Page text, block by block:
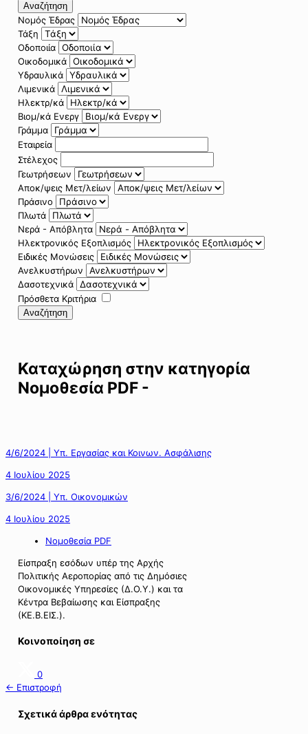
Αναζήτηση
Νομός Έδρας
Τάξη
Οδοποιία
Οικοδομικά
Υδραυλικά
Λιμενικά
Ηλεκτρ/κά
Βιομ/κά Ενεργ
Γράμμα
Εταιρεία
Στέλεχος
Γεωτρήσεων
Αποκ/ψεις Μετ/λείων
Πράσινο
Πλωτά
Νερά - Απόβλητα
Ηλεκτρονικός Εξοπλισμός
Ειδικές Μονώσεις
Ανελκυστήρων
Δασοτεχνικά
Πρόσθετα Κριτήρια
Αναζήτηση
Καταχώρηση στην κατηγορία
Νομοθεσία PDF -
4/6/2024 | Υπ. Εργασίας και Κοινων. Ασφάλισης
4 Ιουλίου 2025
3/6/2024 | Υπ. Οικονομικών
4 Ιουλίου 2025
Νομοθεσία PDF
Είσπραξη εσόδων υπέρ της Αρχής
Πολιτικής Αεροπορίας από τις Δημόσιες
Οικονομικές Υπηρεσίες (Δ.Ο.Υ.) και τα
Κέντρα Βεβαίωσης και Είσπραξης
(ΚΕ.Β.ΕΙΣ.).
Κοινοποίηση σε
0
← Επιστροφή
Σχετικά άρθρα ενότητας